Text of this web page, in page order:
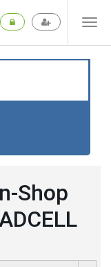
Shop